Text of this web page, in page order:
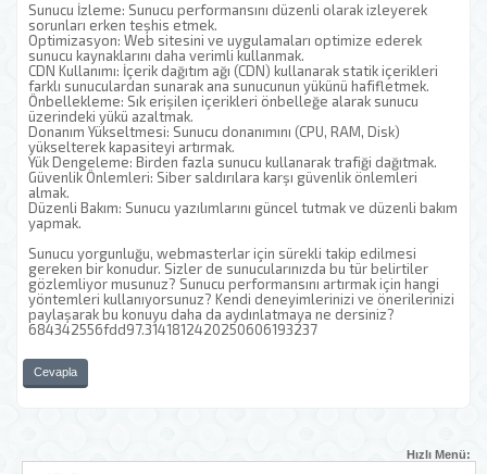
Sunucu İzleme: Sunucu performansını düzenli olarak izleyerek
sorunları erken teşhis etmek.
Optimizasyon: Web sitesini ve uygulamaları optimize ederek
sunucu kaynaklarını daha verimli kullanmak.
CDN Kullanımı: İçerik dağıtım ağı (CDN) kullanarak statik içerikleri
farklı sunuculardan sunarak ana sunucunun yükünü hafifletmek.
Önbellekleme: Sık erişilen içerikleri önbelleğe alarak sunucu
üzerindeki yükü azaltmak.
Donanım Yükseltmesi: Sunucu donanımını (CPU, RAM, Disk)
yükselterek kapasiteyi artırmak.
Yük Dengeleme: Birden fazla sunucu kullanarak trafiği dağıtmak.
Güvenlik Önlemleri: Siber saldırılara karşı güvenlik önlemleri
almak.
Düzenli Bakım: Sunucu yazılımlarını güncel tutmak ve düzenli bakım
yapmak.
Sunucu yorgunluğu, webmasterlar için sürekli takip edilmesi
gereken bir konudur. Sizler de sunucularınızda bu tür belirtiler
gözlemliyor musunuz? Sunucu performansını artırmak için hangi
yöntemleri kullanıyorsunuz? Kendi deneyimlerinizi ve önerilerinizi
paylaşarak bu konuyu daha da aydınlatmaya ne dersiniz?
684342556fdd97.3141812420250606193237
Cevapla
Hızlı Menü: